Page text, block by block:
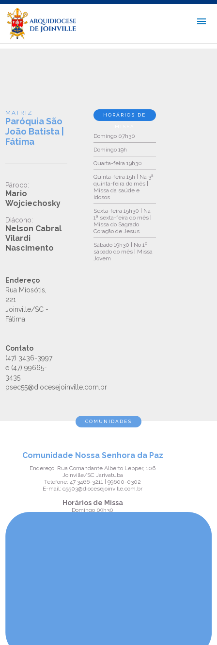
MATRIZ
Paróquia São
João Batista |
Fátima
Pároco:
Mario
Wojciechosky
Diácono:
Nelson Cabral
Vilardi
Nascimento
HORÁRIOS DE
Domingo07h30
Domingo19h
Quarta-feira 19h30
Quinta-feira 15h | Na 3ª
quinta-feira do mês |
Missa da saúde e
idosos
Sexta-feira 15h30 | Na
1ª sexta-feira do mês |
Missa do Sagrado
Coração de Jesus
Sábado19h30 | No 1º
sábado do mês | Missa
Jovem
Endereço
Rua Miosótis,
221
Joinville/SC -
Fátima
Contato
(47) 3436-3997
e (47) 99665-
3435
psec55@diocesejoinville.com.br
COMUNIDADES
Comunidade Nossa Senhora da Paz
Endereço: Rua Comandante Alberto Lepper, 106
Joinville/SC Jarivatuba
Telefone: 47 3466-3211 | 99600-0302
E-mail: c5503@diocesejoinville.com.br
Horários de Missa
Domingo 09h30